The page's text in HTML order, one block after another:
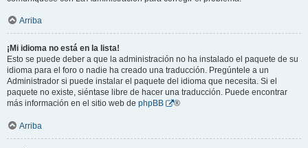
Arriba
¡Mi idioma no está en la lista!
Esto se puede deber a que la administración no ha instalado el paquete de su
idioma para el foro o nadie ha creado una traducción. Pregúntele a un
Administrador si puede instalar el paquete del idioma que necesita. Si el
paquete no existe, siéntase libre de hacer una traducción. Puede encontrar
más información en el sitio web de phpBB ®
Arriba